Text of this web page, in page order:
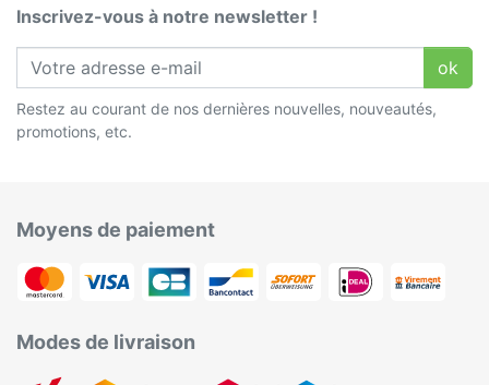
Inscrivez-vous à notre newsletter !
ok
Restez au courant de nos dernières nouvelles, nouveautés,
promotions, etc.
Moyens de paiement
Modes de livraison